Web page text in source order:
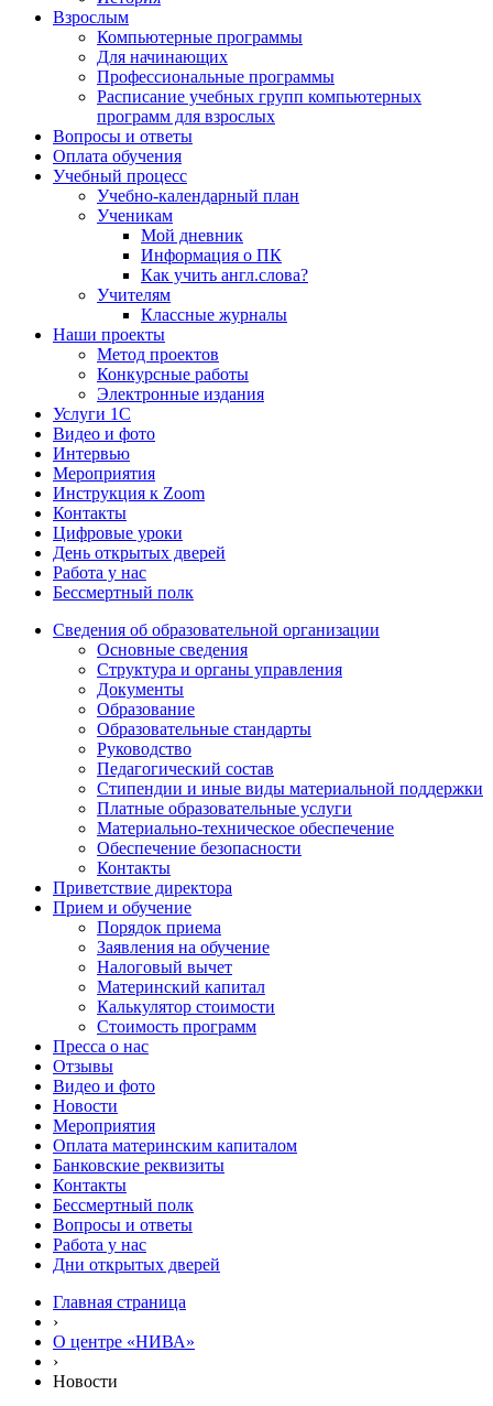
Взрослым
Компьютерные программы
Для начинающих
Профессиональные программы
Расписание учебных групп компьютерных
программ для взрослых
Вопросы и ответы
Оплата обучения
Учебный процесс
Учебно-календарный план
Ученикам
Мой дневник
Информация о ПК
Как учить англ.слова?
Учителям
Классные журналы
Наши проекты
Метод проектов
Конкурсные работы
Электронные издания
Услуги 1C
Видео и фото
Интервью
Мероприятия
Инструкция к Zoom
Контакты
Цифровые уроки
День открытых дверей
Работа у нас
Бессмертный полк
Сведения об образовательной организации
Основные сведения
Структура и органы управления
Документы
Образование
Образовательные стандарты
Руководство
Педагогический состав
Стипендии и иные виды материальной поддержки
Платные образовательные услуги
Материально-техническое обеспечение
Обеспечение безопасности
Контакты
Приветствие директора
Прием и обучение
Порядок приема
Заявления на обучение
Налоговый вычет
Материнский капитал
Калькулятор стоимости
Стоимость программ
Пресса о нас
Отзывы
Видео и фото
Новости
Мероприятия
Оплата материнским капиталом
Банковские реквизиты
Контакты
Бессмертный полк
Вопросы и ответы
Работа у нас
Дни открытых дверей
Главная страница
›
О центре «НИВА»
›
Новости